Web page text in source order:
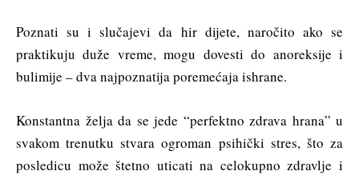
Poznati su i slučajevi da hir dijete, naročito ako se
praktikuju duže vreme, mogu dovesti do anoreksije i
bulimije – dva najpoznatija poremećaja ishrane.
Konstantna želja da se jede “perfektno zdrava hrana” u
svakom trenutku stvara ogroman psihički stres, što za
posledicu može štetno uticati na celokupno zdravlje i